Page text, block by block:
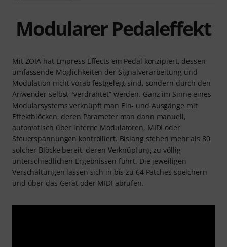
Modularer Pedaleffekt
Mit ZOIA hat Empress Effects ein Pedal konzipiert, dessen
umfassende Möglichkeiten der Signalverarbeitung und
Modulation nicht vorab festgelegt sind, sondern durch den
Anwender selbst "verdrahtet“ werden. Ganz im Sinne eines
Modularsystems verknüpft man Ein- und Ausgänge mit
Effektblöcken, deren Parameter man dann manuell,
automatisch über interne Modulatoren, MIDI oder
Steuerspannungen kontrolliert. Bislang stehen mehr als 80
solcher Blöcke bereit, deren Verknüpfung zu völlig
unterschiedlichen Ergebnissen führt. Die jeweiligen
Verschaltungen lassen sich in bis zu 64 Patches speichern
und über das Gerät oder MIDI abrufen.